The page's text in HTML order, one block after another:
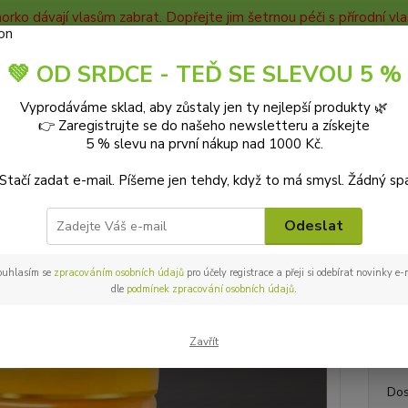
dávají vlasům zabrat. Dopřejte jim šetrnou péči s přírodní
Hledat
KOSMETIKA Pleťová kosmetika Pleťové krémy
liftingový pleťový krém 50 ml
produkt
💚 OD SRDCE - TEĎ SE SLEVOU 5 %
Vyprodáváme sklad, aby zůstaly jen ty nejlepší produkty 🌿
👉 Zaregistrujte se do našeho newsletteru a získejte
5 % slevu na první nákup nad 1000 Kč.
zadat e-mail. Píšeme jen tehdy, když to má smysl. Žádný
Odeslat
se zpracováním osobních údajůpro účely registrace a přeji si odebírat novinky e-
dle podmínek zpracování osobních údajů.
Zavřít